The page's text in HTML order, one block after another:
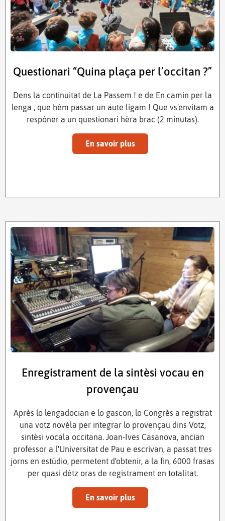
Questionari “Quina plaça per l’occitan ?”
Dens la continuitat de La Passem ! e de En camin per la
lenga , que hèm passar un aute ligam ! Que vs'envitam a
respóner a un questionari hèra brac (2 minutas).
En savoir plus
Enregistrament de la sintèsi vocau en
provençau
Après lo lengadocian e lo gascon, lo Congrès a registrat
una votz novèla per integrar lo provençau dins Votz,
sintèsi vocala occitana. Joan-Ives Casanova, ancian
professor a l'Universitat de Pau e escrivan, a passat tres
jorns en estúdio, permetent d'obtenir, a la fin, 6000 frasas
per quasi dètz oras de registrament en totalitat.
En savoir plus